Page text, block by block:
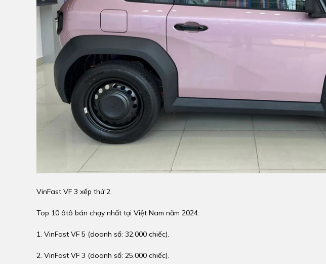
VinFast VF 3 xếp thứ 2.
Top 10 ôtô bán chạy nhất tại Việt Nam năm 2024:
1. VinFast VF 5 (doanh số: 32.000 chiếc).
2. VinFast VF 3 (doanh số: 25.000 chiếc).